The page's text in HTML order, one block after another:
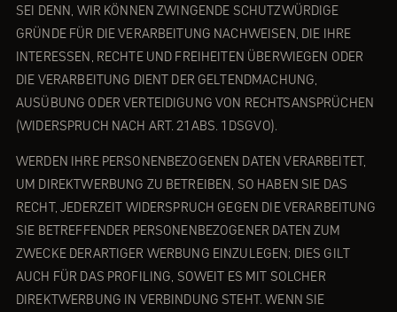
SEI DENN, WIR KÖNNEN ZWINGENDE SCHUTZWÜRDIGE
GRÜNDE FÜR DIE VERARBEITUNG NACHWEISEN, DIE IHRE
INTERESSEN, RECHTE UND FREIHEITEN ÜBERWIEGEN ODER
DIE VERARBEITUNG DIENT DER GELTENDMACHUNG,
AUSÜBUNG ODER VERTEIDIGUNG VON RECHTSANSPRÜCHEN
(WIDERSPRUCH NACH ART. 21 ABS. 1 DSGVO).
WERDEN IHRE PERSONENBEZOGENEN DATEN VERARBEITET,
UM DIREKTWERBUNG ZU BETREIBEN, SO HABEN SIE DAS
RECHT, JEDERZEIT WIDERSPRUCH GEGEN DIE VERARBEITUNG
SIE BETREFFENDER PERSONENBEZOGENER DATEN ZUM
ZWECKE DERARTIGER WERBUNG EINZULEGEN; DIES GILT
AUCH FÜR DAS PROFILING, SOWEIT ES MIT SOLCHER
DIREKTWERBUNG IN VERBINDUNG STEHT. WENN SIE